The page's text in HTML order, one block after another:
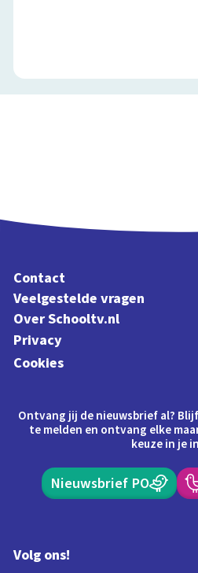
Contact
Veelgestelde vragen
Over Schooltv.nl
Privacy
Cookies
Ontvang jij de nieuwsbrief al?
te melden en ontvang elke
keuze in je
Nieuwsbrief PO
Volg ons!